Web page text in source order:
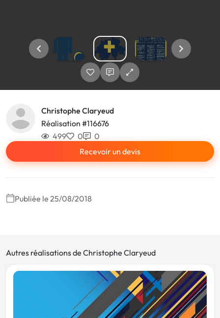
Christophe Claryeud
Réalisation #116676
499
0
0
Recevoir un devis
Publiée le 25/08/2018
Autres réalisations de Christophe Claryeud